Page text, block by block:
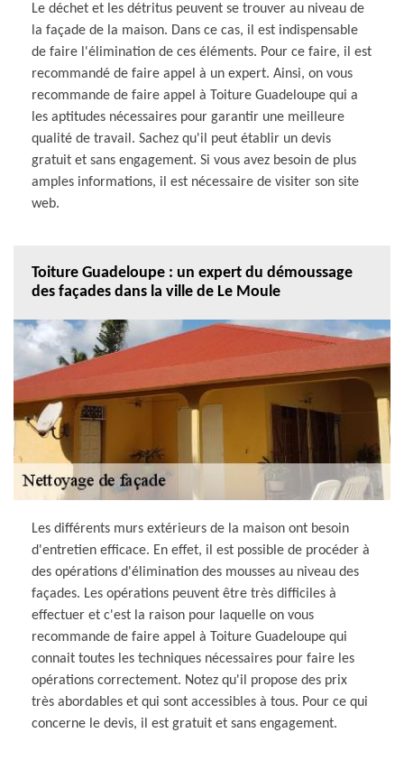
Le déchet et les détritus peuvent se trouver au niveau de
la façade de la maison. Dans ce cas, il est indispensable
de faire l'élimination de ces éléments. Pour ce faire, il est
recommandé de faire appel à un expert. Ainsi, on vous
recommande de faire appel à Toiture Guadeloupe qui a
les aptitudes nécessaires pour garantir une meilleure
qualité de travail. Sachez qu'il peut établir un devis
gratuit et sans engagement. Si vous avez besoin de plus
amples informations, il est nécessaire de visiter son site
web.
Toiture Guadeloupe : un expert du démoussage
des façades dans la ville de Le Moule
Les différents murs extérieurs de la maison ont besoin
d'entretien efficace. En effet, il est possible de procéder à
des opérations d'élimination des mousses au niveau des
façades. Les opérations peuvent être très difficiles à
effectuer et c'est la raison pour laquelle on vous
recommande de faire appel à Toiture Guadeloupe qui
connait toutes les techniques nécessaires pour faire les
opérations correctement. Notez qu'il propose des prix
très abordables et qui sont accessibles à tous. Pour ce qui
concerne le devis, il est gratuit et sans engagement.